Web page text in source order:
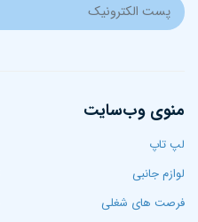
منوی وب‌سایت
لپ تاپ‌
لوازم جانبی
فرصت های شغلی